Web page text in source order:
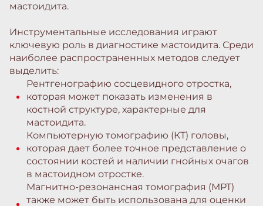
мастоидита.
Инструментальные исследования играют
ключевую роль в диагностике мастоидита. Среди
наиболее распространенных методов следует
выделить:
Рентгенографию сосцевидного отростка,
которая может показать изменения в
костной структуре, характерные для
мастоидита.
Компьютерную томографию (КТ) головы,
которая дает более точное представление о
состоянии костей и наличии гнойных очагов
в мастоидном отростке.
Магнитно-резонансная томография (МРТ)
также может быть использована для оценки